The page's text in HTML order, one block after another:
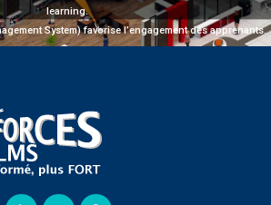
learning.
System) favorise l’engagement des apprenants.